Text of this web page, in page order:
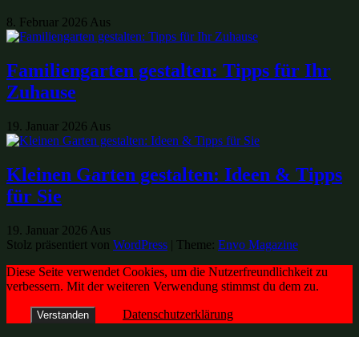
8. Februar 2026 Aus
Familiengarten gestalten: Tipps für Ihr
Zuhause
19. Januar 2026 Aus
Kleinen Garten gestalten: Ideen & Tipps
für Sie
19. Januar 2026 Aus
Stolz präsentiert von WordPress | Theme: Envo Magazine
Diese Seite verwendet Cookies, um die Nutzerfreundlichkeit zu
verbessern. Mit der weiteren Verwendung stimmst du dem zu.
Verstanden Datenschutzerklärung